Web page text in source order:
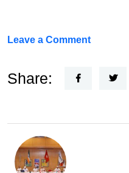
Leave a Commenton
Horizon
la
Share: